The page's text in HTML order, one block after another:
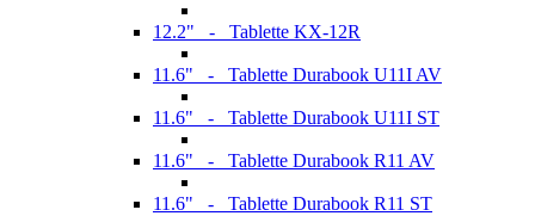
12.2" - Tablette KX-12R
11.6" - Tablette Durabook U11I AV
11.6" - Tablette Durabook U11I ST
11.6" - Tablette Durabook R11 AV
11.6" - Tablette Durabook R11 ST